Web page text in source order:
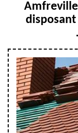
Amfreville